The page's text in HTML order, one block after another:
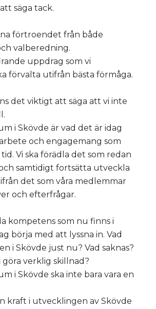
säga tack.
förtroendet från både
valberedning.
uppdrag som vi
förvalta utifrån bästa förmåga.
det viktigt att säga att vi inte
i Skövde är vad det är idag
och engagemang som
Vi ska förädla det som redan
samtidigt fortsätta utveckla
det som våra medlemmar
och efterfrågar.
kompetens som nu finns i
börja med att lyssna in. Vad
i Skövde just nu? Vad saknas?
göra verklig skillnad?
i Skövde ska inte bara vara en
kraft i utvecklingen av Skövde